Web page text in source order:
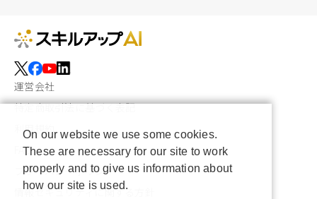
運営会社
特定商取引法に基づく表記
利用規約
FAQ
プライバシーポリシー
情報セキュリティに関する方針
On our website we use some cookies.
These are necessary for our site to work
properly and to give us information about
how our site is used.